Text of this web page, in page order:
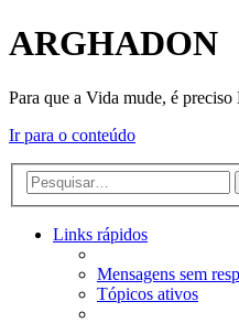
ARGHADON
Para que a Vida mude, é
Ir para o conteúdo
Links rápidos
Mensagens sem
Tópicos ativos